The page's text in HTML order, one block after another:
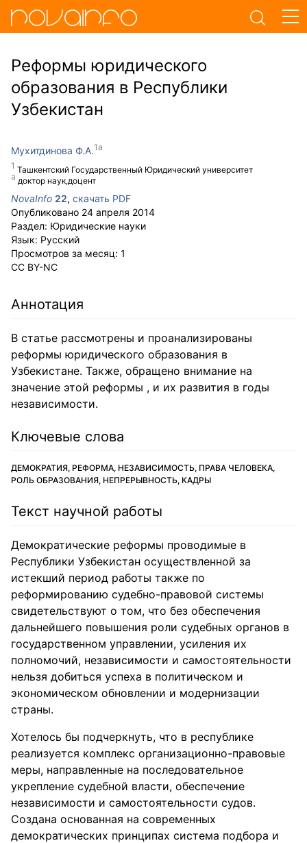
Реформы юридического
образования в Республики
Узбекистан
Мухитдинова Ф.А.
Ташкентский Государственный Юридический университет
доктор наук,доцент
NovaInfo 22, скачать PDF
Опубликовано 24 апреля 2014
Раздел: Юридические науки
Язык: Русский
Просмотров за месяц: 1
CC BY-NC
Аннотация
В статье рассмотрены и проанализированы
реформы юридического образования в
Узбекистане. Также, обращено внимание на
значение этой реформы , и их развития в годы
независимости.
Ключевые слова
ДЕМОКРАТИЯ, РЕФОРМА, НЕЗАВИСИМОСТЬ, ПРАВА ЧЕЛОВЕКА,
РОЛЬ ОБРАЗОВАНИЯ, НЕПРЕРЫВНОСТЬ, КАДРЫ
Текст научной работы
Демократические реформы проводимые в
Республики Узбекистан осуществленной за
истекший период работы также по
реформированию судебно-правовой системы
свидетельствуют о том, что без обеспечения
дальнейшего повышения роли судебных органов в
государственном управлении, усиления их
полномочий, независимости и самостоятельности
нельзя добиться успеха в политическом и
экономическом обновлении и модернизации
страны.
Хотелось бы подчеркнуть, что в республике
реализуется комплекс организационно-правовые
меры, направленные на последовательное
укрепление судебной власти, обеспечение
независимости и самостоятельности судов.
Создана основанная на современных
демократических принципах система подбора и